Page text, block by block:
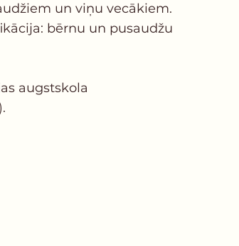
un viņu vecākiem.
bērnu un pusaudžu
augstskola